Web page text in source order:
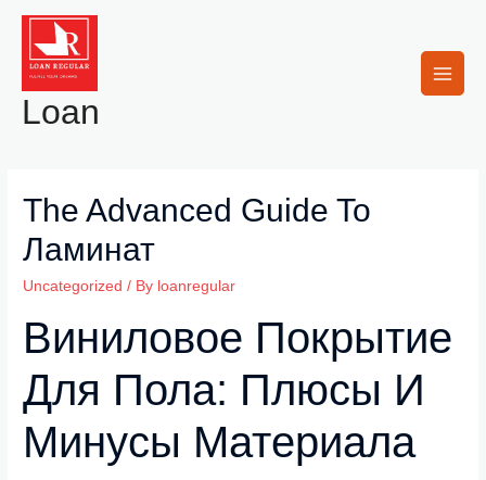
Skip
content
Loan
Main
The Advanced Guide To
Ламинат
Uncategorized / By loanregular
Виниловое Покрытие
Для Пола: Плюсы И
Минусы Материала